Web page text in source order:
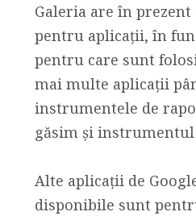
Galeria are în prezent
pentru aplicații, în
pentru care sunt
mai multe aplicații
instrumentele de
găsim și
Alte aplicații de
disponibile sunt